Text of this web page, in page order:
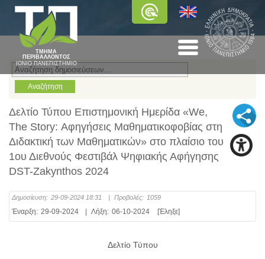
ΤΜΗΜΑ
ΠΕΡΙΒΑΛΛΟΝΤΟΣ
ΙΟΝΙΟ ΠΑΝΕΠΙΣΤΗΜΙΟ
Δελτίο Τύπου Επιστημονική Ημερίδα «We,
The Story: Αφηγήσεις Μαθηματικοφοβίας στη
Διδακτική των Μαθηματικών» στο πλαίσιο του
1ου Διεθνούς Φεστιβάλ Ψηφιακής Αφήγησης
DST-Zakynthos 2024
Δημοσίευση: 29-09-2024 18:31 | Προβολές: 1059
Έναρξη: 29-09-2024 Λήξη: 06-10-2024 [Έληξε]
Δελτίο Τύπου